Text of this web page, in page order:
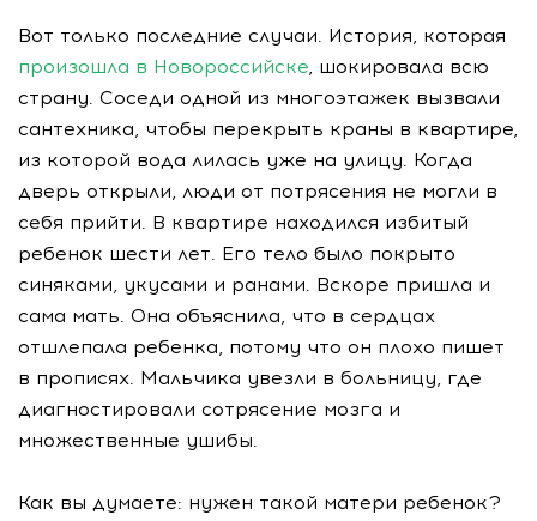
Вот только последние случаи. История, которая
произошла в Новороссийске, шокировала всю
страну. Соседи одной из многоэтажек вызвали
сантехника, чтобы перекрыть краны в квартире,
из которой вода лилась уже на улицу. Когда
дверь открыли, люди от потрясения не могли в
себя прийти. В квартире находился избитый
ребенок шести лет. Его тело было покрыто
синяками, укусами и ранами. Вскоре пришла и
сама мать. Она объяснила, что в сердцах
отшлепала ребенка, потому что он плохо пишет
в прописях. Мальчика увезли в больницу, где
диагностировали сотрясение мозга и
множественные ушибы.
Как вы думаете: нужен такой матери ребенок?